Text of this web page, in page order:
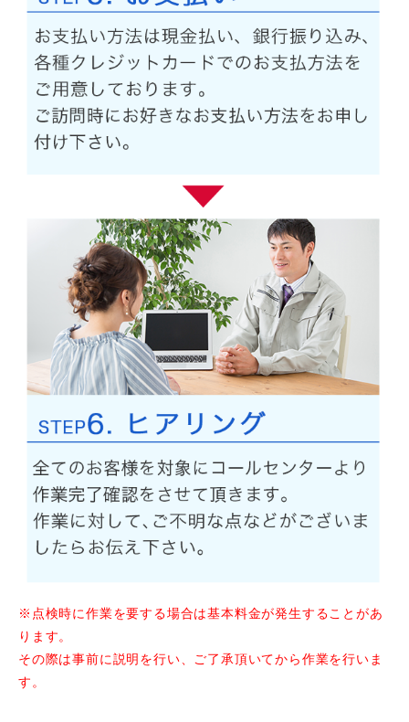
※点検時に作業を要する場合は基本料金が発生することがあ
ります。
その際は事前に説明を行い、ご了承頂いてから作業を行いま
す。